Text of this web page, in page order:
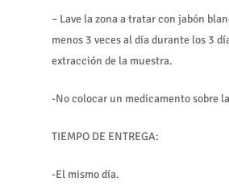
– Lave la zona a tratar con jabón
menos 3 veces al día durante los 3
extracción de la muestra.
-No colocar un medicamento sobre
TIEMPO DE ENTREGA:
-El mismo día.